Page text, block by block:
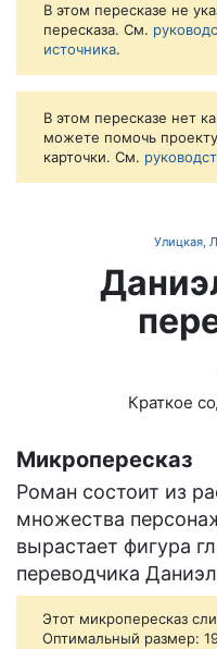
В этом пересказе не
пересказа. См.
источника.
В этом пересказе нет
можете помочь
карточки. См.
Улицкая,
Краткое
Микропересказ
Роман состоит из
множества
вырастает фигура
переводчика
Этот микропересказ
Оптимальный размер: